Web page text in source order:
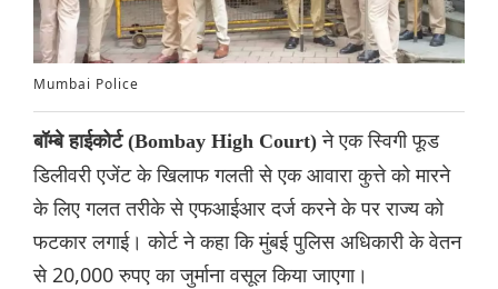
Mumbai Police
बॉम्बे हाईकोर्ट (Bombay High Court) ने एक स्विगी फूड
डिलीवरी एजेंट के खिलाफ गलती से एक आवारा कुत्ते को मारने
के लिए गलत तरीके से एफआईआर दर्ज करने के पर राज्य को
फटकार लगाई। कोर्ट ने कहा कि मुंबई पुलिस अधिकारी के वेतन
से 20,000 रुपए का जुर्माना वसूल किया जाएगा।